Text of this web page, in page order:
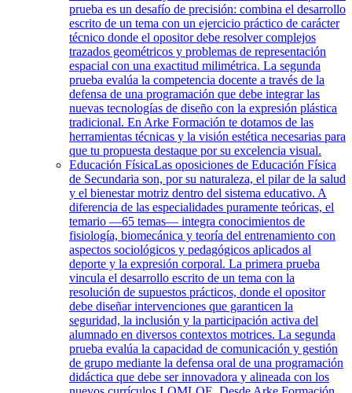
prueba es un desafío de precisión: combina el desarrollo
escrito de un tema con un ejercicio práctico de carácter
técnico donde el opositor debe resolver complejos
trazados geométricos y problemas de representación
espacial con una exactitud milimétrica. La segunda
prueba evalúa la competencia docente a través de la
defensa de una programación que debe integrar las
nuevas tecnologías de diseño con la expresión plástica
tradicional. En Arke Formación te dotamos de las
herramientas técnicas y la visión estética necesarias para
que tu propuesta destaque por su excelencia visual.
Educación FísicaLas oposiciones de Educación Física
de Secundaria son, por su naturaleza, el pilar de la salud
y el bienestar motriz dentro del sistema educativo. A
diferencia de las especialidades puramente teóricas, el
temario —65 temas— integra conocimientos de
fisiología, biomecánica y teoría del entrenamiento con
aspectos sociológicos y pedagógicos aplicados al
deporte y la expresión corporal. La primera prueba
vincula el desarrollo escrito de un tema con la
resolución de supuestos prácticos, donde el opositor
debe diseñar intervenciones que garanticen la
seguridad, la inclusión y la participación activa del
alumnado en diversos contextos motrices. La segunda
prueba evalúa la capacidad de comunicación y gestión
de grupo mediante la defensa oral de una programación
didáctica que debe ser innovadora y alineada con los